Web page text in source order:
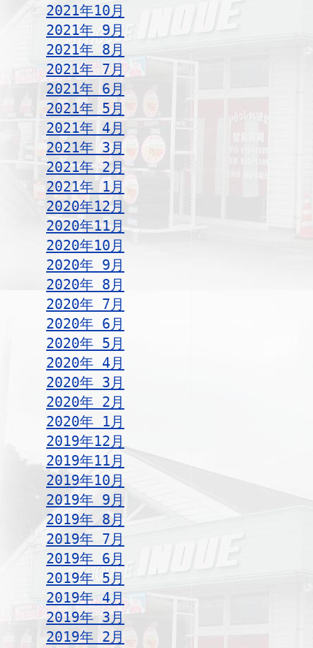
2021年10月
2021年 9月
2021年 8月
2021年 7月
2021年 6月
2021年 5月
2021年 4月
2021年 3月
2021年 2月
2021年 1月
2020年12月
2020年11月
2020年10月
2020年 9月
2020年 8月
2020年 7月
2020年 6月
2020年 5月
2020年 4月
2020年 3月
2020年 2月
2020年 1月
2019年12月
2019年11月
2019年10月
2019年 9月
2019年 8月
2019年 7月
2019年 6月
2019年 5月
2019年 4月
2019年 3月
2019年 2月